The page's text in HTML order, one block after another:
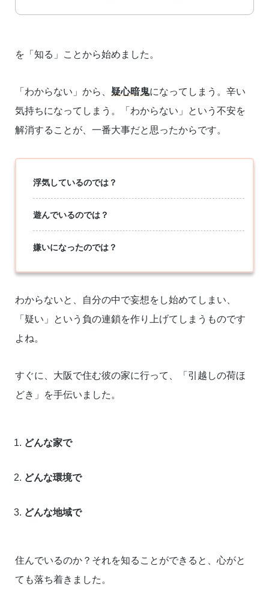
を「知る」ことから始めました。
「わからない」から、 疑心暗鬼になってしまう。辛い
気持ちになってしまう。「わからない」という不安を
解消することが、一番大事だと思ったからです。
浮気しているのでは？
遊んでいるのでは？
嫌いになったのでは？
わからないと、自分の中で妄想をし始めてしまい、
「疑い」という負の連鎖を作り上げてしまうものです
よね。
すぐに、大阪で住む彼の家に行って、「引越しの荷ほ
どき」を手伝いました。
どんな家で
どんな環境で
どんな地域で
住んでいるのか？それを知ることができると、心がと
ても落ち着きました。